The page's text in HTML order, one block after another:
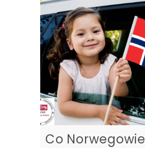
Co Norwegowie